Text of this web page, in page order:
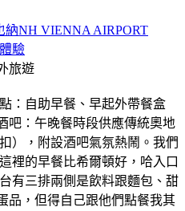
納NH VIENNA AIRPORT
驗
旅遊
：自助早餐、早起外帶餐盒
吧：午晚餐時段供應傳統奧地
），附設酒吧氣氛熱鬧。我們
裡的早餐比希爾頓好，哈入口
有三排兩側是飲料跟麵包、甜
品，但得自己跟他們點餐我其